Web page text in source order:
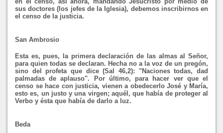
sus doctores (los jefes de la Iglesia), debemos inscribirnos en
el censo de la justicia.
San Ambrosio
Esta es, pues, la primera declaración de las almas al Señor,
para quien todas se declaran. Hecha no a la voz de un pregón,
sino del profeta que dice (Sal 46,2): "Naciones todas, dad
palmadas de aplauso". Por último, para hacer ver que el
censo se hace con justicia, vienen a obedecerlo José y María,
esto es, un justo y una virgen; aquél, que había de proteger al
Verbo y ésta que había de darlo a luz.
Beda